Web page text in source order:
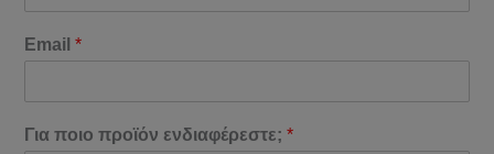
Email*
Για ποιο προϊόν ενδιαφέρεστε;*